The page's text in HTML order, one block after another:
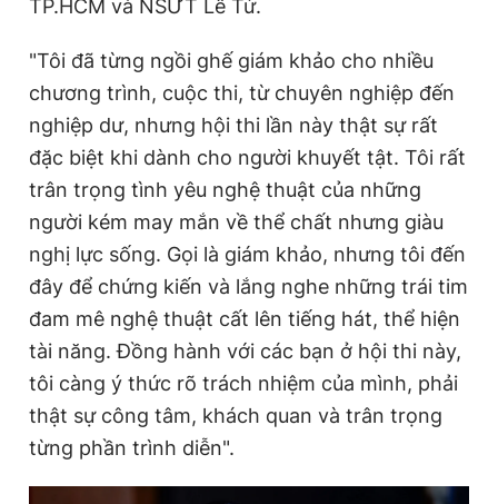
TP.HCM và NSƯT Lê Tứ.
"Tôi đã từng ngồi ghế giám khảo cho nhiều
chương trình, cuộc thi, từ chuyên nghiệp đến
nghiệp dư, nhưng hội thi lần này thật sự rất
đặc biệt khi dành cho người khuyết tật. Tôi rất
trân trọng tình yêu nghệ thuật của những
người kém may mắn về thể chất nhưng giàu
nghị lực sống. Gọi là giám khảo, nhưng tôi đến
đây để chứng kiến và lắng nghe những trái tim
đam mê nghệ thuật cất lên tiếng hát, thể hiện
tài năng. Đồng hành với các bạn ở hội thi này,
tôi càng ý thức rõ trách nhiệm của mình, phải
thật sự công tâm, khách quan và trân trọng
từng phần trình diễn".